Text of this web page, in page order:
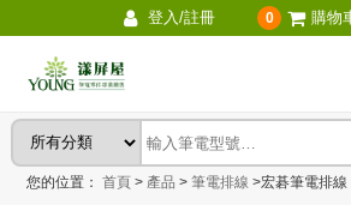
登入/註冊 0 購物
您的位置：首頁 > 產品> 筆電排線>宏碁筆電排線